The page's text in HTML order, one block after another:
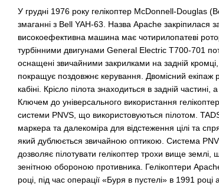
У грудні 1976 року гелікоптер McDonnell-
змаганні з Bell YAH-63. Назва Apache закріпилася
високоефективна машина має чотирилопатеві
турбінними двигунами General Electric T700-701
оснащені звичайними закрилками на задній
покращує поздовжнє керування. Двомісний екіпаж
кабіні. Крісло пілота знаходиться в задній
Ключем до універсального використання
системи PNVS, що використовуються пілотом.
маркера та далекоміра для відстеження цілі та
який дублюється звичайною оптикою. Система
дозволяє пілотувати гелікоптер трохи вище
зенітною обороною противника. Гелікоптери
році, під час операції «Буря в пустелі» в 1991